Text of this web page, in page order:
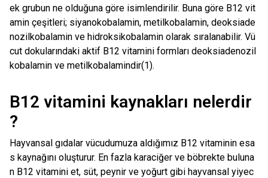
ek grubun ne olduğuna göre isimlendirilir. Buna göre B12 vit
amin çeşitleri; siyanokobalamin, metilkobalamin, deoksiade
nozilkobalamin ve hidroksikobalamin olarak sıralanabilir. Vü
cut dokularındaki aktif B12 vitamini formları deoksiadenozil
kobalamin ve metilkobalamindir(1).
B12 vitamini kaynakları nelerdir
?
Hayvansal gıdalar vücudumuza aldığımız B12 vitaminin esa
s kaynağını oluşturur. En fazla karaciğer ve böbrekte buluna
n B12 vitamini et, süt, peynir ve yoğurt gibi hayvansal yiyec